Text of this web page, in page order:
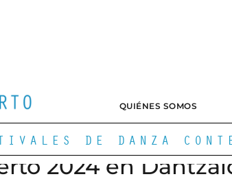
QUIÉNES SOMOS
DE DANZA
2024 en